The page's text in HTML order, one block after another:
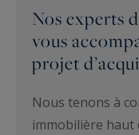
Nos experts
vous
projet
Nous tenons à
immobilière haut